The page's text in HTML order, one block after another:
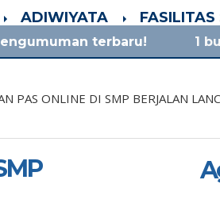
ADIWIYATA
1 bulan yang lalu/
PAS ONLINE DI SMP BERJALAN